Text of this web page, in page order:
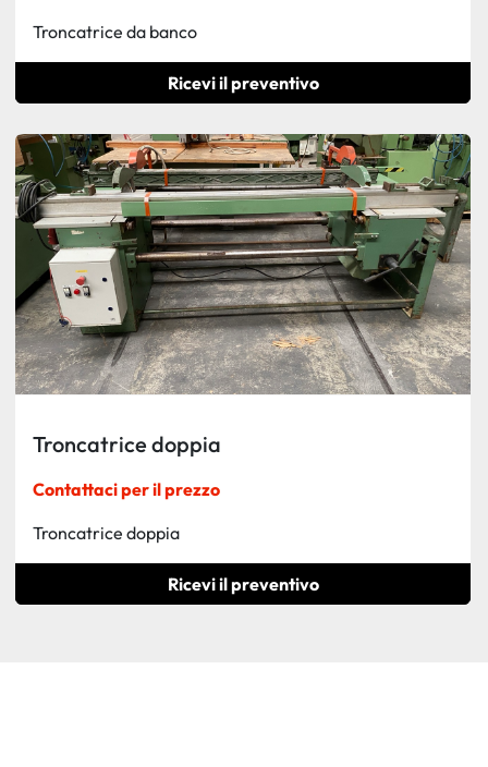
Troncatrice da banco
Ricevi il preventivo
Troncatrice doppia
Contattaci per il prezzo
Troncatrice doppia
Ricevi il preventivo